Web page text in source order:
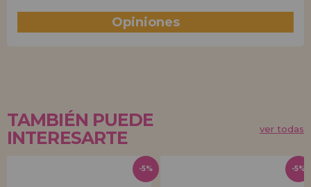
Opiniones
TAMBIÉN PUEDE
INTERESARTE
ver todas
-5% -5%